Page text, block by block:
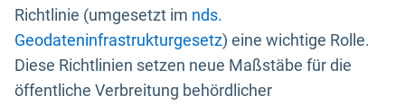
Richtlinie (umgesetzt im nds.
Geodateninfrastrukturgesetz) eine wichtige Rolle.
Diese Richtlinien setzen neue Maßstäbe für die
öffentliche Verbreitung behördlicher